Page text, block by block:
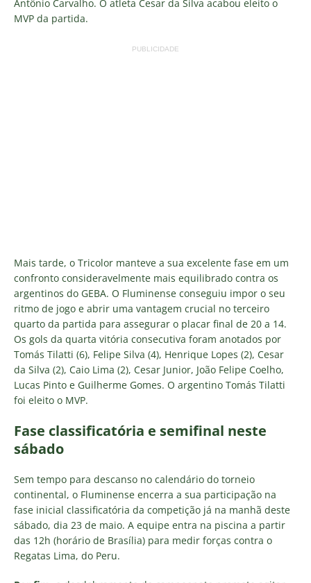
Antônio Carvalho. O atleta Cesar da Silva acabou eleito o
MVP da partida.
PUBLICIDADE
Mais tarde, o Tricolor manteve a sua excelente fase em um
confronto consideravelmente mais equilibrado contra os
argentinos do GEBA. O Fluminense conseguiu impor o seu
ritmo de jogo e abrir uma vantagem crucial no terceiro
quarto da partida para assegurar o placar final de 20 a 14.
Os gols da quarta vitória consecutiva foram anotados por
Tomás Tilatti (6), Felipe Silva (4), Henrique Lopes (2), Cesar
da Silva (2), Caio Lima (2), Cesar Junior, João Felipe Coelho,
Lucas Pinto e Guilherme Gomes. O argentino Tomás Tilatti
foi eleito o MVP.
Fase classificatória e semifinal neste
sábado
Sem tempo para descanso no calendário do torneio
continental, o Fluminense encerra a sua participação na
fase inicial classificatória da competição já na manhã deste
sábado, dia 23 de maio. A equipe entra na piscina a partir
das 12h (horário de Brasília) para medir forças contra o
Regatas Lima, do Peru.